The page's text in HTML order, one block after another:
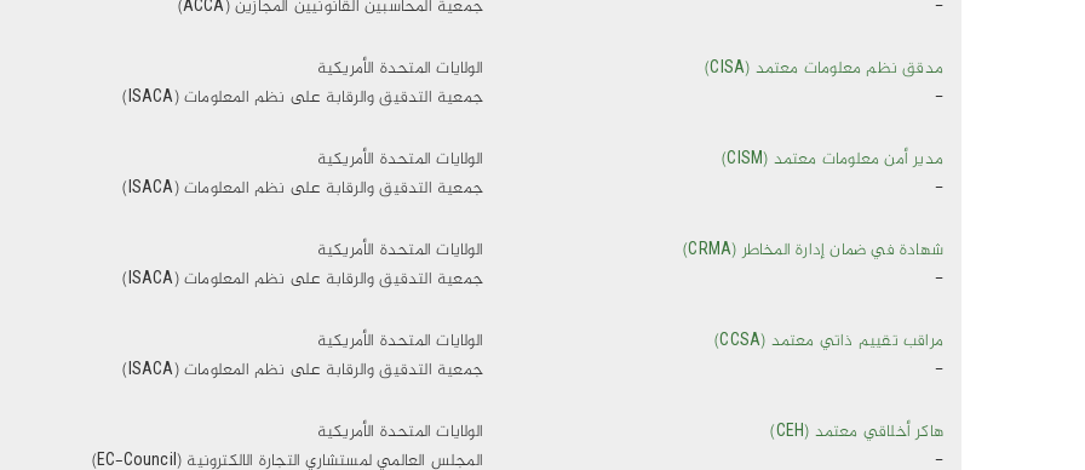
-
جمعية المحاسبين القانونيين المجازين (ACCA)
مدقق نظم معلومات معتمد (CISA)
-
الولايات المتحدة الأمريكية
جمعية التدقيق والرقابة على نظم المعلومات (ISACA)
مدير أمن معلومات معتمد (CISM)
-
الولايات المتحدة الأمريكية
جمعية التدقيق والرقابة على نظم المعلومات (ISACA)
شهادة في ضمان إدارة المخاطر (CRMA)
-
الولايات المتحدة الأمريكية
جمعية التدقيق والرقابة على نظم المعلومات (ISACA)
مراقب تقييم ذاتي معتمد (CCSA)
-
الولايات المتحدة الأمريكية
جمعية التدقيق والرقابة على نظم المعلومات (ISACA)
هاكر أخلاقي معتمد (CEH)
-
الولايات المتحدة الأمريكية
المجلس العالمي لمستشاري التجارة الالكترونية (EC-Council)